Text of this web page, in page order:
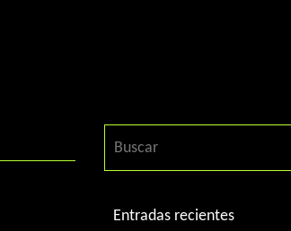
Entradas recientes